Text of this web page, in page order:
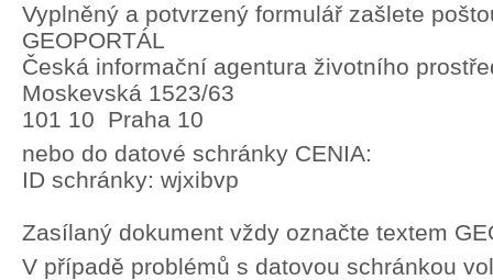
Vyplněný a potvrzený formulář zašlete
GEOPORTÁL
Česká informační agentura životního
Moskevská 1523/63
101 10 Praha 10
nebo do datové schránky CENIA:
ID schránky: wjxibvp
Zasílaný dokument vždy označte textem
V případě problémů s datovou schránkou